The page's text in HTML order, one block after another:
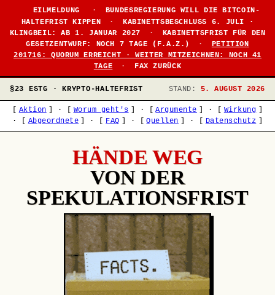
EILMELDUNG ·
BUNDESREGIERUNG WILL DIE BITCOIN-
HALTEFRIST KIPPEN
·
KABINETTSBESCHLUSS 6. JULI ·
KLINGBEIL: AB 1. JANUAR 2027
·
KABINETTSFRIST FÜR DEN
GESETZENTWURF: NOCH 7 TAGE (F.A.Z.)
·
PETITION
201716: QUORUM ERREICHT · WEITER MITZEICHNEN: NOCH 41
TAGE
· FAX ZURÜCK
§23 ESTG · KRYPTO-HALTEFRIST STAND: 5. AUGUST 2026
Aktion · Worum geht's · Argumente · Wirkung
·
Abgeordnete · FAQ · Quellen · Datenschutz
HÄNDE WEG
VON DER
SPEKULATIONSFRIST